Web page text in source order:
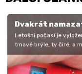
Dvakrát
Letošní počasí je
tmavé brýle, ty čiré, a